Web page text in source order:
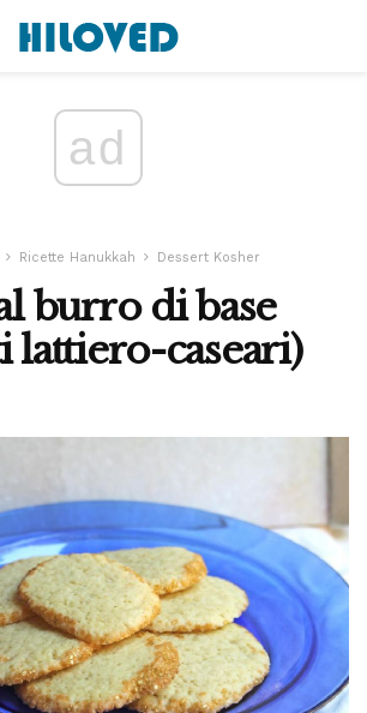
ad
Ricette Hanukkah Dessert Kosher
burro di base
lattiero-caseari)